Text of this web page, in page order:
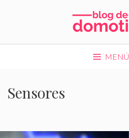
MENÚ
Sensores